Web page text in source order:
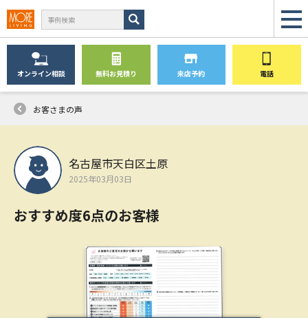
オンライン相談 無料お見積り 来店予約 電話
お客さまの声
名古屋市天白区土原
2025年03月03日
おすすめ度6点のお客様